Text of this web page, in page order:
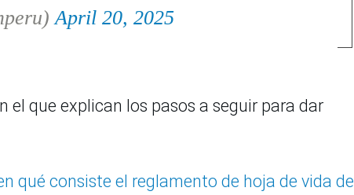
April 20, 2025
el que explican los pasos a seguir para dar
qué consiste el reglamento de hoja de vida de